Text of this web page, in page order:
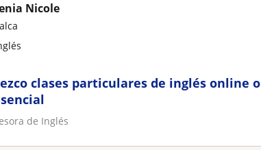
Nicole
clases particulares de inglés online o
de Inglés